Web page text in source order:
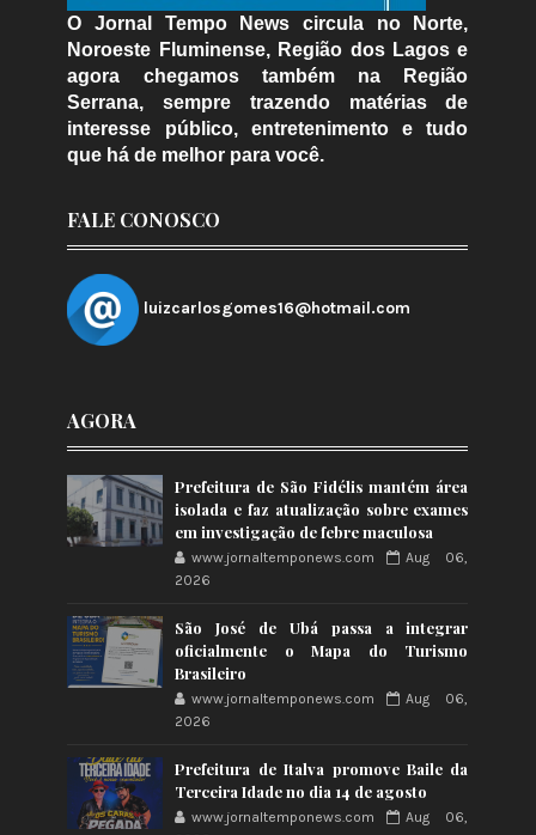
O Jornal Tempo News circula no Norte,
Noroeste Fluminense, Região dos Lagos e
agora chegamos também na Região
Serrana, sempre trazendo matérias de
interesse público, entretenimento e tudo
que há de melhor para você.
FALE CONOSCO
luizcarlosgomes16@hotmail.com
AGORA
Prefeitura de São Fidélis mantém área
isolada e faz atualização sobre exames
em investigação de febre maculosa
www.jornaltemponews.com
Aug 06,
2026
São José de Ubá passa a integrar
oficialmente o Mapa do Turismo
Brasileiro
www.jornaltemponews.com
Aug 06,
2026
Prefeitura de Italva promove Baile da
Terceira Idade no dia 14 de agosto
www.jornaltemponews.com
Aug 06,